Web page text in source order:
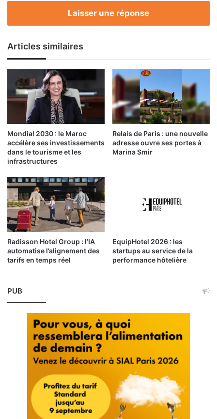
Laisser une réponse
Articles similaires
Mondial 2030 : le Maroc
accélère ses investissements
dans le tourisme et les
infrastructures
Relais de Paris : une nouvelle
adresse ouvre ses portes à
Marina Smir
Radisson Hotel Group : l’IA
automatise l’alignement des
tarifs en temps réel
EquipHotel 2026 : les
startups au service de la
performance hôtelière
PUB